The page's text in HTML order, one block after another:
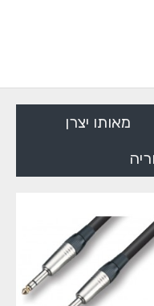
מאותו יצרן